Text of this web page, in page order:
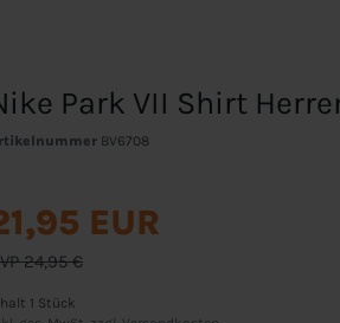
Park VII Shirt
BV6708
24,95 €
EUR
1 Stück